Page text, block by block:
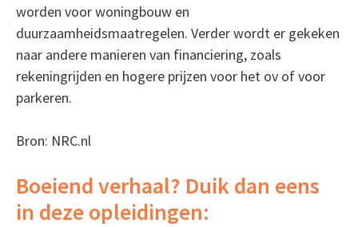
worden voor woningbouw en
duurzaamheidsmaatregelen. Verder wordt er gekeken
naar andere manieren van financiering, zoals
rekeningrijden en hogere prijzen voor het ov of voor
parkeren.
Bron: NRC.nl
Boeiend verhaal? Duik dan eens
in deze opleidingen: